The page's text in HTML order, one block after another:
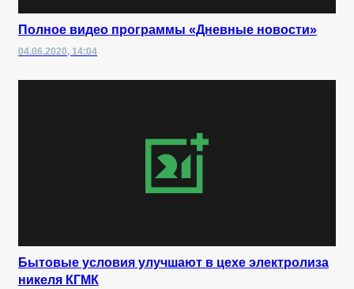
Полное видео программы «Дневные новости»
04.06.2020, 14:04
Бытовые условия улучшают в цехе электролиза
никеля КГМК